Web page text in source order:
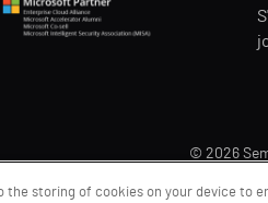
© 2026
the storing of cookies on your device to